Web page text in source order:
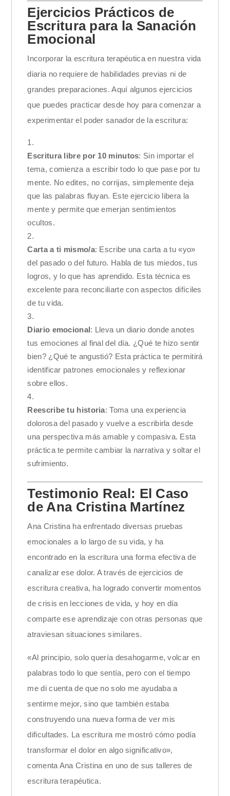
Ejercicios Prácticos de
Escritura para la Sanación
Emocional
Incorporar la escritura terapéutica en nuestra vida
diaria no requiere de habilidades previas ni de
grandes preparaciones. Aquí algunos ejercicios
que puedes practicar desde hoy para comenzar a
experimentar el poder sanador de la escritura:
Escritura libre por 10 minutos: Sin importar el
tema, comienza a escribir todo lo que pase por tu
mente. No edites, no corrijas, simplemente deja
que las palabras fluyan. Este ejercicio libera la
mente y permite que emerjan sentimientos
ocultos.
Carta a ti mismo/a: Escribe una carta a tu «yo»
del pasado o del futuro. Habla de tus miedos, tus
logros, y lo que has aprendido. Esta técnica es
excelente para reconciliarte con aspectos difíciles
de tu vida.
Diario emocional: Lleva un diario donde anotes
tus emociones al final del día. ¿Qué te hizo sentir
bien? ¿Qué te angustió? Esta práctica te permitirá
identificar patrones emocionales y reflexionar
sobre ellos.
Reescribe tu historia: Toma una experiencia
dolorosa del pasado y vuelve a escribirla desde
una perspectiva más amable y compasiva. Esta
práctica te permite cambiar la narrativa y soltar el
sufrimiento.
Testimonio Real: El Caso
de Ana Cristina Martínez
Ana Cristina ha enfrentado diversas pruebas
emocionales a lo largo de su vida, y ha
encontrado en la escritura una forma efectiva de
canalizar ese dolor. A través de ejercicios de
escritura creativa, ha logrado convertir momentos
de crisis en lecciones de vida, y hoy en día
comparte ese aprendizaje con otras personas que
atraviesan situaciones similares.
«Al principio, solo quería desahogarme, volcar en
palabras todo lo que sentía, pero con el tiempo
me di cuenta de que no solo me ayudaba a
sentirme mejor, sino que también estaba
construyendo una nueva forma de ver mis
dificultades. La escritura me mostró cómo podía
transformar el dolor en algo significativo»,
comenta Ana Cristina en uno de sus talleres de
escritura terapéutica.